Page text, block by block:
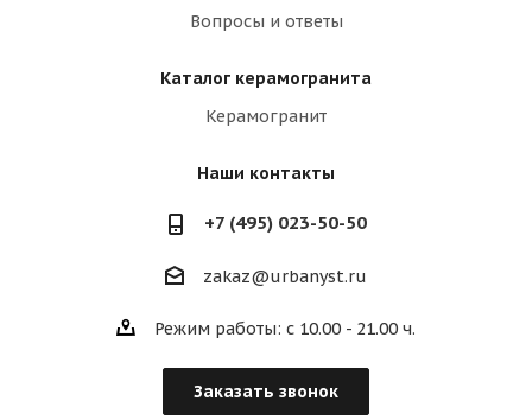
Вопросы и ответы
Каталог керамогранита
Керамогранит
Наши контакты
+7 (495) 023-50-50
zakaz@urbanyst.ru
Режим работы: с 10.00 - 21.00 ч.
Заказать звонок